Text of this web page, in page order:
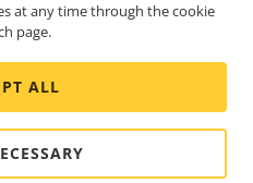
NEWSROOM
Youtube
X
(Twitter)
Instagram
Colofon
at any time through the cookie
page.
ALL